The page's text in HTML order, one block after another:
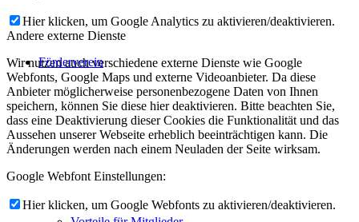
Förderverein
Hier klicken, um Google Analytics zu aktivieren/deaktivieren.
Andere externe Dienste
Wir nutzen auch verschiedene externe Dienste wie Google
Webfonts, Google Maps und externe Videoanbieter. Da diese
Anbieter möglicherweise personenbezogene Daten von Ihnen
speichern, können Sie diese hier deaktivieren. Bitte beachten Sie,
dass eine Deaktivierung dieser Cookies die Funktionalität und das
Aussehen unserer Webseite erheblich beeinträchtigen kann. Die
Änderungen werden nach einem Neuladen der Seite wirksam.
Google Webfont Einstellungen:
Hier klicken, um Google Webfonts zu aktivieren/deaktivieren.